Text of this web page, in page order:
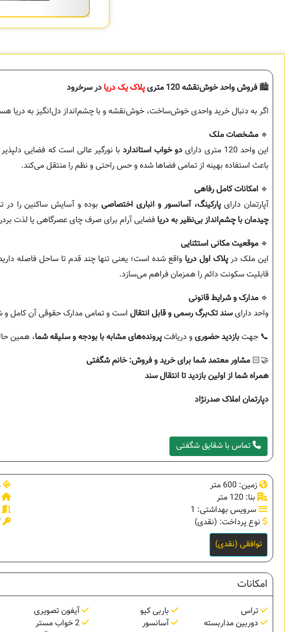
🏙️ فروش واحد خوش‌نقشه 120 متری پلاک یک دریا در سرخرود
اگر به دنبال خرید واحدی خوش‌ساخت، خوش‌نقشه و با چشم‌انداز دل‌انگیز به دریا
🔹 مشخصات ملک
این واحد 120 متری دارای
دو خواب استاندارد با نورگیر عالی است که فضایی
باعث استفاده بهینه از تمامی فضاها شده و حس راحتی و نظم را منتقل می‌کند.
🔹 امکانات کامل رفاهی
آپارتمان دارای پارکینگ، آسانسور و انباری اختصاصیبوده و آسایش ساکنین را
چیدمان با چشم‌انداز بی‌نظیر به دریا فضایی آرام برای صرف چای عصرگاهی یا لذت
🔹 موقعیت مکانی استثنایی
این ملک در پلاک اول دریا واقع شده است؛ یعنی تنها چند قدم تا ساحل فاصله
قابلیت سکونت دائم را همزمان فراهم می‌سازد.
🔹 مدارک و شرایط قانونی
واحد دارایسند تک‌برگ رسمی و قابل انتقال است و تمامی مدارک حقوقی آن کامل و
📞 جهتبازدید حضوری و دریافتپرونده‌های مشابه با بودجه و سلیقه شما، همین
🤝🏻 مشاور معتمد شما برای خرید و فروش: خانم شگفتی
همراه شما از اولین بازدید تا انتقال سند
دپارتمان املاک صدرنژاد
تماس با شقایق شگفتی
زمین: 600 متر
بنا: 120 متر
سرویس بهداشتی: 1
نوع پرداخت: (نقدی)
توافقی (نقدی)
امکانات
تراس باربی کیو آیفون تصویری
دوربین مداربسته
آسانسور